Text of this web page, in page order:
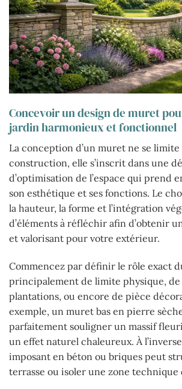
Concevoir un design de muret
jardin harmonieux et fonctionnel
La conception d’un muret ne se limite
construction, elle s’inscrit dans une
d’optimisation de l’espace qui prend
son esthétique et ses fonctions. Le
la hauteur, la forme et l’intégration
d’éléments à réfléchir afin d’obtenir
et valorisant pour votre extérieur.
Commencez par définir le rôle exact
principalement de limite physique,
plantations, ou encore de pièce
exemple, un muret bas en pierre
parfaitement souligner un massif
un effet naturel chaleureux. À
imposant en béton ou briques peut
terrasse ou isoler une zone technique